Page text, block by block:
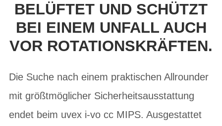
BELÜFTET UND SCHÜTZT
BEI EINEM UNFALL AUCH
VOR ROTATIONSKRÄFTEN.
Die Suche nach einem praktischen Allrounder
mit größtmöglicher Sicherheitsausstattung
endet beim uvex i-vo cc MIPS. Ausgestattet